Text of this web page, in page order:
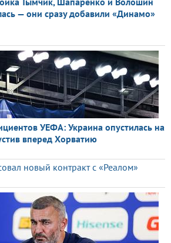
— они сразу добавили «Динамо»
УЕФА: Украина опустилась на
вперед Хорватию
новый контракт с «Реалом»